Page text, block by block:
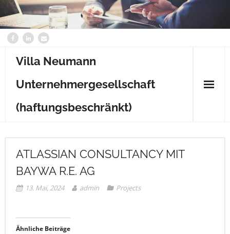
Villa Neumann
Unternehmergesellschaft
(haftungsbeschränkt)
Content
Kontakt
ATLASSIAN CONSULTANCY MIT
BAYWA R.E. AG
13. Mai, 2024 admin Projects
Ähnliche Beiträge